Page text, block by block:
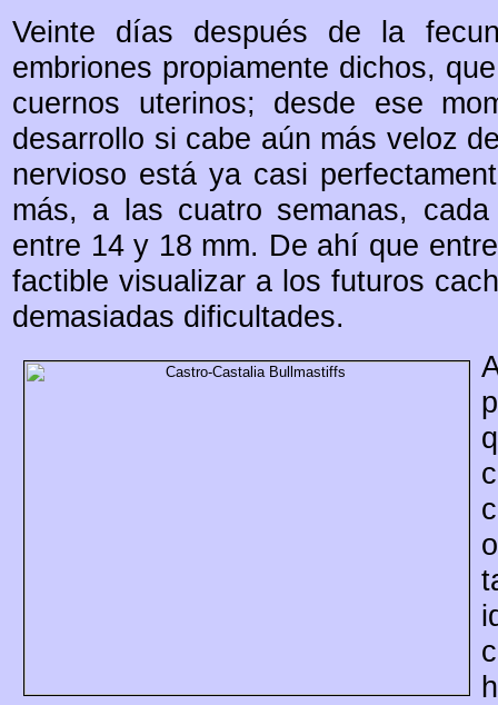
Veinte días después de la
embriones propiamente dichos,
cuernos uterinos; desde ese
desarrollo si cabe aún más veloz
nervioso está ya casi
más, a las cuatro semanas,
entre 14 y 18 mm. De ahí que
factible visualizar a los futuros
demasiadas dificultades.